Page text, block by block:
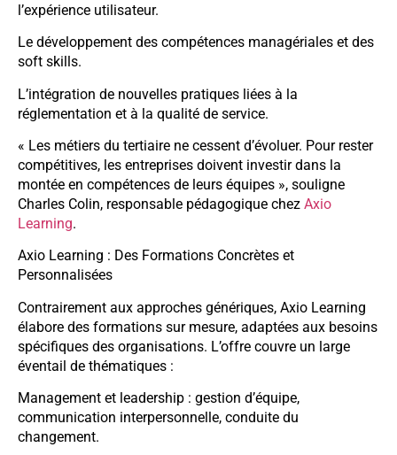
l’expérience utilisateur.
Le développement des compétences managériales et des
soft skills.
L’intégration de nouvelles pratiques liées à la
réglementation et à la qualité de service.
« Les métiers du tertiaire ne cessent d’évoluer. Pour rester
compétitives, les entreprises doivent investir dans la
montée en compétences de leurs équipes », souligne
Charles Colin, responsable pédagogique chez Axio
Learning.
Axio Learning : Des Formations Concrètes et
Personnalisées
Contrairement aux approches génériques, Axio Learning
élabore des formations sur mesure, adaptées aux besoins
spécifiques des organisations. L’offre couvre un large
éventail de thématiques :
Management et leadership : gestion d’équipe,
communication interpersonnelle, conduite du
changement.